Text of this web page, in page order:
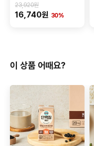
23,920원
16,740원 30%
이 상품 어때요?